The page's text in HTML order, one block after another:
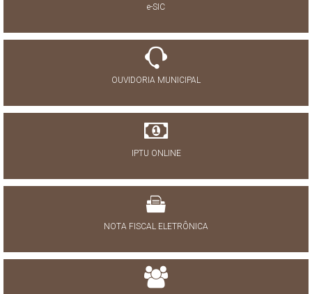
e-SIC
OUVIDORIA MUNICIPAL
IPTU ONLINE
NOTA FISCAL ELETRÔNICA